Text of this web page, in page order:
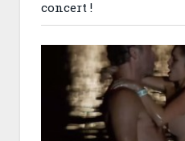
concert !